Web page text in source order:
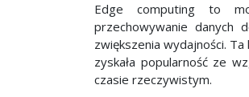
Edge computing to
przechowywanie
zwiększenia wydajności.
zyskała popularność ze
czasie rzeczywistym.